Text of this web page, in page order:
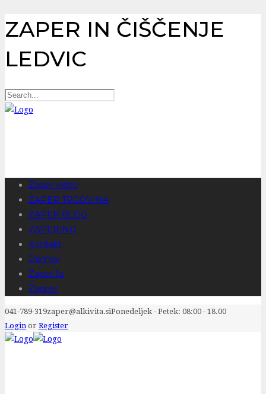
ZAPER IN ČIŠČENJE
LEDVIC
Zaper video
ZAPER TRGOVINA
ZAPER BLOG
ZAPERINO
Kontakt
Domov
Zaper 1a
Zapper
041-789-319zaper@alkivita.siPonedeljek - Petek: 08:00 - 18.00
Login or Register